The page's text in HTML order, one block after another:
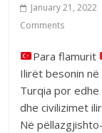
January 21, 2022
Comments
Para flamurit
Ilirët besonin
Turqia por
dhe civilizimet
Në